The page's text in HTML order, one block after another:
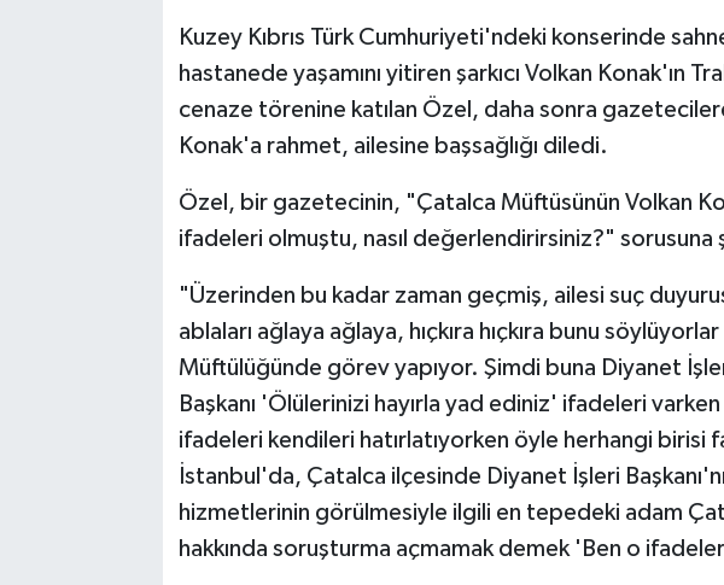
Kuzey Kıbrıs Türk Cumhuriyeti'ndeki konserinde
hastanede yaşamını yitiren şarkıcı Volkan Konak'ın
cenaze törenine katılan Özel, daha sonra
Konak'a rahmet, ailesine başsağlığı diledi.
Özel, bir gazetecinin, "Çatalca Müftüsünün Volkan
ifadeleri olmuştu, nasıl değerlendirirsiniz?" sorusuna
"Üzerinden bu kadar zaman geçmiş, ailesi suç
ablaları ağlaya ağlaya, hıçkıra hıçkıra bunu
Müftülüğünde görev yapıyor. Şimdi buna Diyanet
Başkanı 'Ölülerinizi hayırla yad ediniz' ifadeleri
ifadeleri kendileri hatırlatıyorken öyle herhangi birisi
İstanbul'da, Çatalca ilçesinde Diyanet İşleri
hizmetlerinin görülmesiyle ilgili en tepedeki adam
hakkında soruşturma açmamak demek 'Ben o